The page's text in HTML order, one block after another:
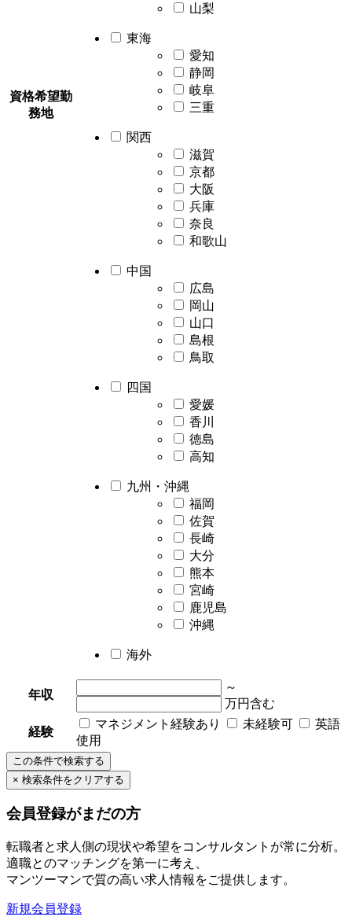
資格希望勤
務地
山梨
東海
愛知
静岡
岐阜
三重
関西
滋賀
京都
大阪
兵庫
奈良
和歌山
中国
広島
岡山
山口
島根
鳥取
四国
愛媛
香川
徳島
高知
九州・沖縄
福岡
佐賀
長崎
大分
熊本
宮崎
鹿児島
沖縄
海外
年収
～
万円含む
経験
マネジメント経験あり 未経験可
英語
使用
会員登録がまだの方
転職者と求人側の現状や希望をコンサルタントが常に分析。
適職とのマッチングを第一に考え、
マンツーマンで質の高い求人情報をご提供します。
新規会員登録